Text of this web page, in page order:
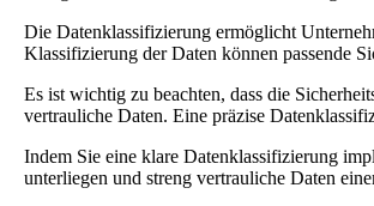
Die Datenklassifizierung ermöglicht
Klassifizierung der Daten können passende
Es ist wichtig zu beachten, dass die
vertrauliche Daten. Eine präzise
Indem Sie eine klare Datenklassifizierung
unterliegen und streng vertrauliche Daten